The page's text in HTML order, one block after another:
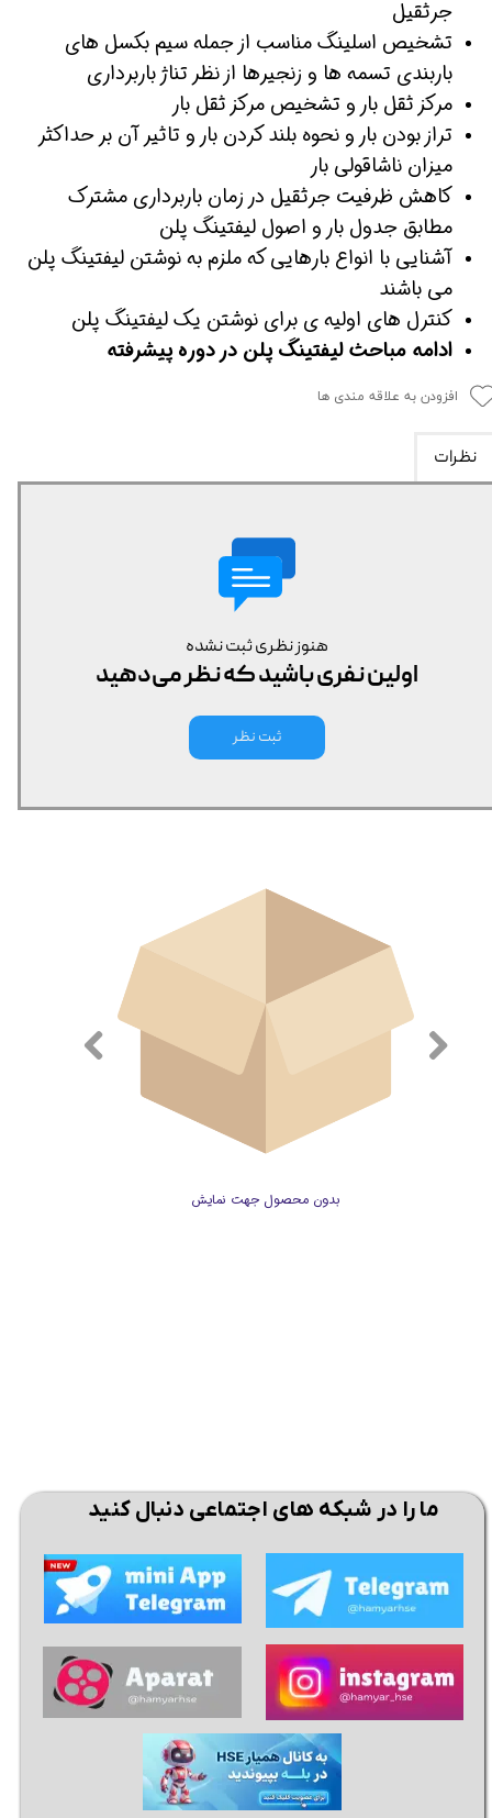
جرثقیل
تشخیص اسلینگ مناسب از جمله سیم بکسل های
باربندی تسمه ها و زنجیرها از نظر تناژ باربرداری
مرکز ثقل بار و تشخیص مرکز ثقل بار
تراز بودن بار و نحوه بلند کردن بار و تاثیر آن بر حداکثر
میزان ناشاقولی بار
کاهش ظرفیت جرثقیل در زمان باربرداری مشترک
مطابق جدول بار و اصول لیفتینگ پلن
آشنایی با انواع بارهایی که ملزم به نوشتن لیفتینگ پلن
می باشند
کنترل های اولیه ی برای نوشتن یک لیفتینگ پلن
ادامه مباحث لیفتینگ پلن در دوره پیشرفته
افزودن به علاقه مندی ها
نظرات
هنوز نظری ثبت نشده
اولین نفری باشید که نظر می‌دهید
ثبت نظر
بدون محصول جهت نمایش
ما را در شبکه های اجتماعی دنبال کنید